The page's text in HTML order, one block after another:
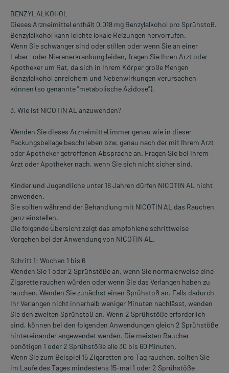
BENZYLALKOHOL
Dieses Arzneimittel enthält 0,018 mg Benzylalkohol pro Sprühstoß.
Benzylalkohol kann leichte lokale Reizungen hervorrufen.
Wenn Sie schwanger sind oder stillen oder wenn Sie an einer
Leber- oder Nierenerkrankung leiden, fragen Sie Ihren Arzt oder
Apotheker um Rat, da sich in Ihrem Körper große Mengen
Benzylalkohol anreichern und Nebenwirkungen verursachen
können (so genannte "metabolische Azidose").
3. Wie ist NICOTIN AL anzuwenden?
Wenden Sie dieses Arzneimittel immer genau wie in dieser
Packungsbeilage beschrieben bzw. genau nach der mit Ihrem Arzt
oder Apotheker getroffenen Absprache an. Fragen Sie bei Ihrem
Arzt oder Apotheker nach, wenn Sie sich nicht sicher sind.
Kinder und Jugendliche unter 18 Jahren dürfen NICOTIN AL nicht
anwenden.
Sie sollten während der Behandlung mit NICOTIN AL das Rauchen
ganz einstellen.
Die folgende Übersicht zeigt das empfohlene schrittweise
Vorgehen bei der Anwendung von NICOTIN AL.
Schritt 1: Wochen 1 bis 6
Wenden Sie 1 oder 2 Sprühstöße an, wenn Sie normalerweise eine
Zigarette rauchen würden oder wenn Sie das Verlangen haben zu
rauchen. Wenden Sie zunächst einen Sprühstoß an. Falls dadurch
Ihr Verlangen nicht innerhalb weniger Minuten nachlässt, wenden
Sie den zweiten Sprühstoß an. Wenn 2 Sprühstöße erforderlich
sind, können bei den folgenden Anwendungen gleich 2 Sprühstöße
hintereinander angewendet werden. Die meisten Raucher
benötigen 1 oder 2 Sprühstöße alle 30 bis 60 Minuten.
Wenn Sie zum Beispiel 15 Zigaretten pro Tag rauchen, sollten Sie
im Laufe des Tages mindestens 15-mal 1 oder 2 Sprühstöße